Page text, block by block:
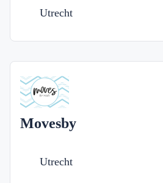
Utrecht
Movesby
Utrecht